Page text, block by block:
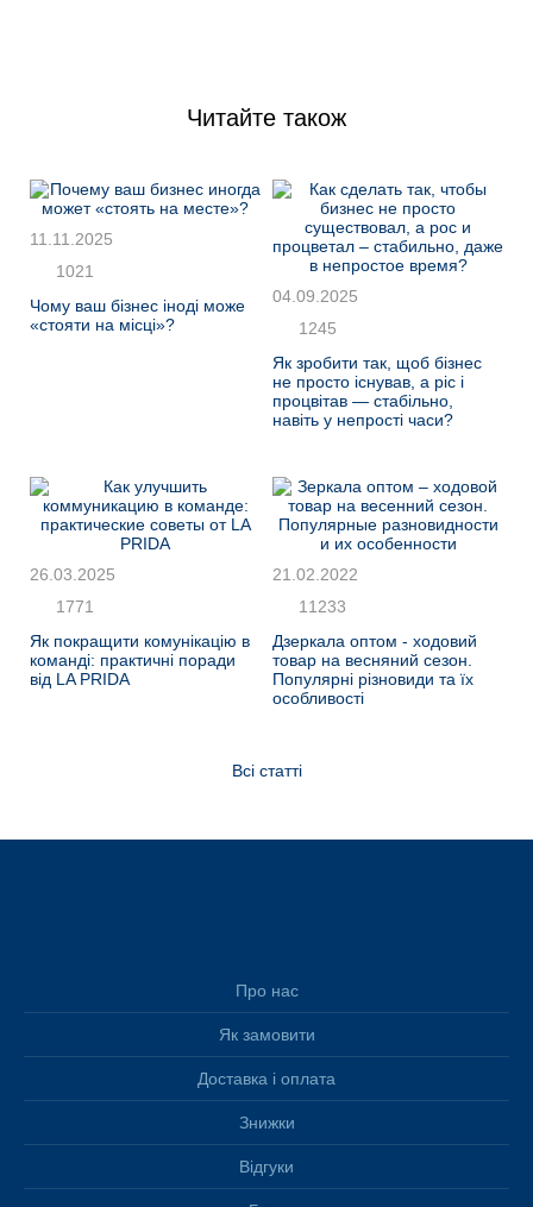
Читайте також
11.11.2025
1021
Чому ваш бізнес іноді може
«стояти на місці»?
04.09.2025
1245
Як зробити так, щоб бізнес
не просто існував, а ріс і
процвітав — стабільно,
навіть у непрості часи?
26.03.2025
1771
Як покращити комунікацію в
команді: практичні поради
від LA PRIDA
21.02.2022
11233
Дзеркала оптом - ходовий
товар на весняний сезон.
Популярні різновиди та їх
особливості
Всі статті
Про нас
Як замовити
Доставка і оплата
Знижки
Відгуки